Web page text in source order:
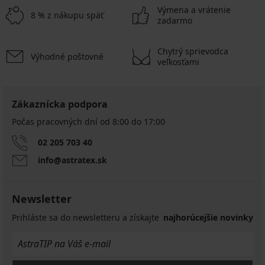
8 % z nákupu späť
Výmena a vrátenie
zadarmo
Výhodné poštovné
Chytrý sprievodca
veľkosťami
Zákaznícka podpora
Počas pracovných dní od 8:00 do 17:00
02 205 703 40
info@astratex.sk
Newsletter
Prihláste sa do newsletteru a získajte najhorúcejšie novinky